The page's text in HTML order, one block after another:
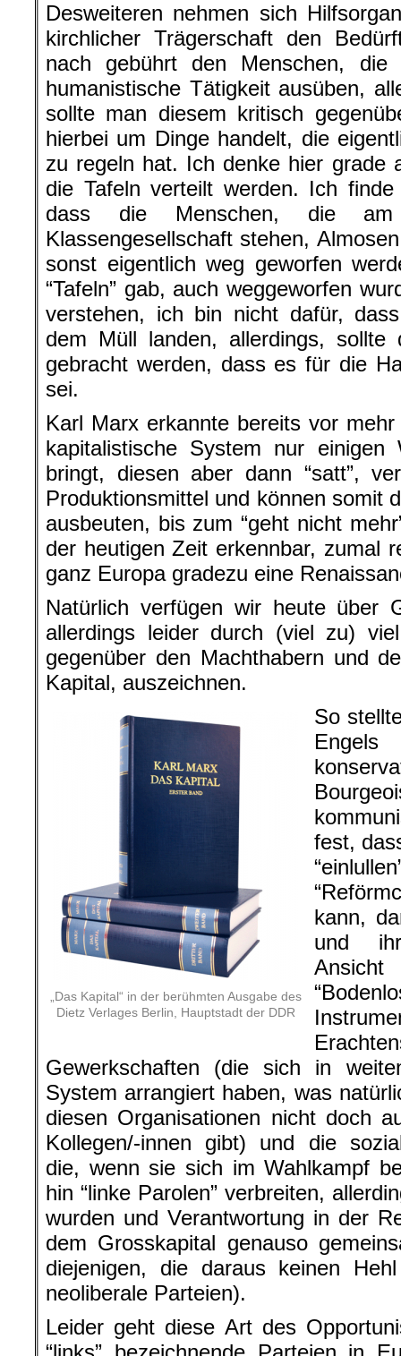
Desweiteren nehmen sich
kirchlicher Trägerschaft den
nach gebührt den Menschen, die
humanistische Tätigkeit ausüben,
sollte man diesem kritisch
hierbei um Dinge handelt, die
zu regeln hat. Ich denke hier grade
die Tafeln verteilt werden. Ich
dass die Menschen, die am
Klassengesellschaft stehen,
sonst eigentlich weg geworfen
“Tafeln” gab, auch weggeworfen
verstehen, ich bin nicht dafür,
dem Müll landen, allerdings,
gebracht werden, dass es für die
sei.
Karl Marx erkannte bereits vor
kapitalistische System nur einigen
bringt, diesen aber dann “satt”,
Produktionsmittel und können somit
ausbeuten, bis zum “geht nicht
der heutigen Zeit erkennbar, zumal
ganz Europa gradezu eine
Natürlich verfügen wir heute über
allerdings leider durch (viel zu)
gegenüber den Machthabern und
Kapital, auszeichnen.
„Das Kapital“ in der berühmten Ausgabe des
Dietz Verlages Berlin, Hauptstadt der DDR
So
fest,
kann,
und
Gewerkschaften (die sich in
System arrangiert haben, was
diesen Organisationen nicht doch
Kollegen/-innen gibt) und die
die, wenn sie sich im Wahlkampf
hin “linke Parolen” verbreiten,
wurden und Verantwortung in der
dem Grosskapital genauso
diejenigen, die daraus keinen
neoliberale Parteien).
Leider geht diese Art des